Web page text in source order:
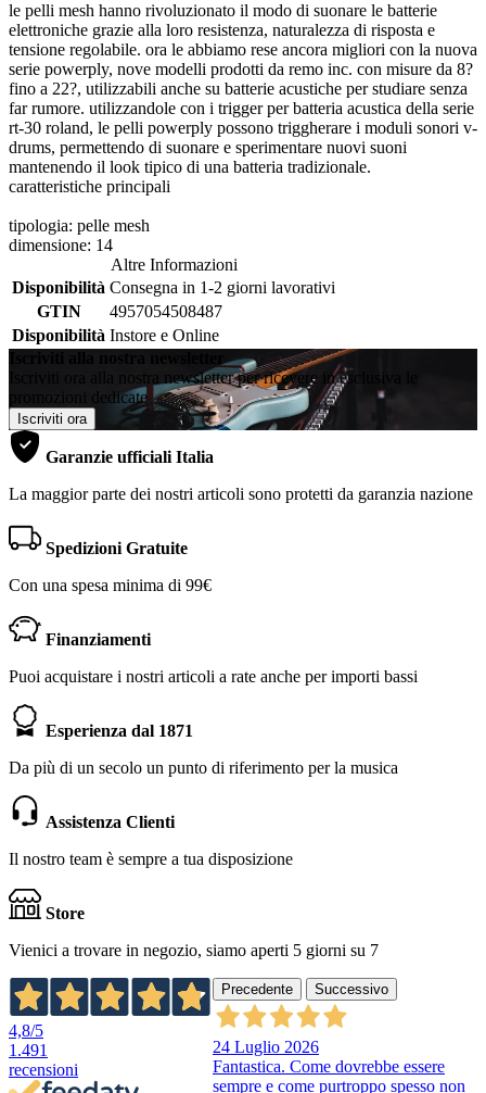
le pelli mesh hanno rivoluzionato il modo di suonare le batterie
elettroniche grazie alla loro resistenza, naturalezza di risposta e
tensione regolabile. ora le abbiamo rese ancora migliori con la nuova
serie powerply, nove modelli prodotti da remo inc. con misure da 8?
fino a 22?, utilizzabili anche su batterie acustiche per studiare senza
far rumore. utilizzandole con i trigger per batteria acustica della serie
rt-30 roland, le pelli powerply possono triggherare i moduli sonori v-
drums, permettendo di suonare e sperimentare nuovi suoni
mantenendo il look tipico di una batteria tradizionale.
caratteristiche principali
tipologia: pelle mesh
dimensione: 14
Altre Informazioni
Disponibilità Consegna in 1-2 giorni lavorativi
GTIN
4957054508487
Disponibilità Instore e Online
Iscriviti alla nostra newsletter
Iscriviti ora alla nostra newsletter per ricevere in esclusiva le
promozioni dedicate
Iscriviti ora
Garanzie ufficiali Italia
La maggior parte dei nostri articoli sono protetti da garanzia nazione
Spedizioni Gratuite
Con una spesa minima di 99€
Finanziamenti
Puoi acquistare i nostri articoli a rate anche per importi bassi
Esperienza dal 1871
Da più di un secolo un punto di riferimento per la musica
Assistenza Clienti
Il nostro team è sempre a tua disposizione
Store
Vienici a trovare in negozio, siamo aperti 5 giorni su 7
4,8/5
1.491
recensioni
Precedente Successivo
24 Luglio 2026
Fantastica. Come dovrebbe essere
sempre e come purtroppo spesso non